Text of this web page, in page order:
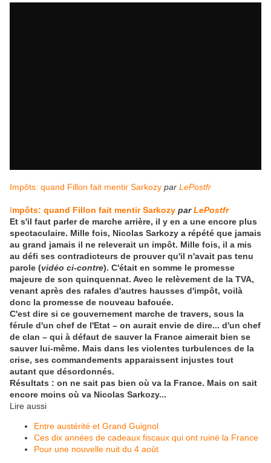
Impôts: quand Fillon fait mentir Sarkozy par LePostfr
Impôts: quand Fillon fait mentir Sarkozy parLePostfr
Et s'il faut parler de marche arrière, il y en a une encore plus
spectaculaire. Mille fois, Nicolas Sarkozy a répété que jamais
au grand jamais il ne releverait un impôt. Mille fois, il a mis
au défi ses contradicteurs de prouver qu'il n'avait pas tenu
parole (vidéo ci-contre). C'était en somme le promesse
majeure de son quinquennat. Avec le relèvement de la TVA,
venant après des rafales d'autres hausses d'impôt, voilà
donc la promesse de nouveau bafouée.
C'est dire si ce gouvernement marche de travers, sous la
férule d'un chef de l'Etat – on aurait envie de dire... d'un chef
de clan – qui à défaut de sauver la France aimerait bien se
sauver lui-même. Mais dans les violentes turbulences de la
crise, ses commandements apparaissent injustes tout
autant que désordonnés.
Résultats : on ne sait pas bien où va la France. Mais on sait
encore moins où va Nicolas Sarkozy...
Lire aussi
Entre austérité et Grand Guignol
Ces dix années de cadeaux fiscaux qui ont ruiné la France
Pour une nouvelle nuit du 4 août